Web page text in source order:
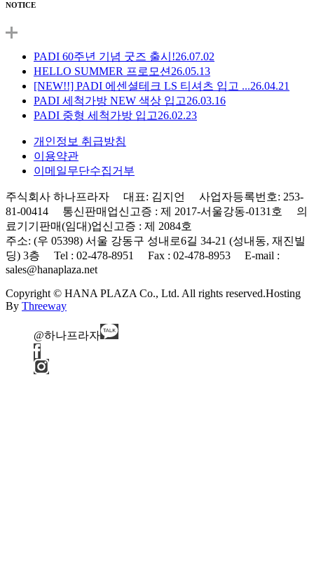
NOTICE
PADI 60주년 기념 굿즈 출시!26.07.02
HELLO SUMMER 프로모션 26.05.13
[NEW!!] PADI 에센셜테크 LS 티셔츠 입고 ...26.04.21
PADI 세척가방 NEW 색상 입고26.03.16
PADI 중형 세척가방 입고26.02.23
개인정보 취급방침
이용약관
이메일무단수집거부
주식회사 하나프라자 대표: 김지언 사업자등록번호: 253-
81-00414 통신판매업신고증 : 제 2017-서울강동-0131호 의
료기기판매(임대)업신고증 : 제 2084호
주소: (우 05398) 서울 강동구 성내로6길 34-21 (성내동, 재진빌
딩) 3층 Tel : 02-478-8951 Fax : 02-478-8953 E-mail :
sales@hanaplaza.net
Copyright © HANA PLAZA Co., Ltd. All rights reserved.Hosting
By Threeway
@하나프라자